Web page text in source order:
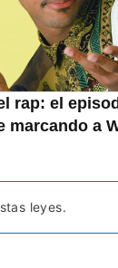
rap: el
marcando a
leyes.